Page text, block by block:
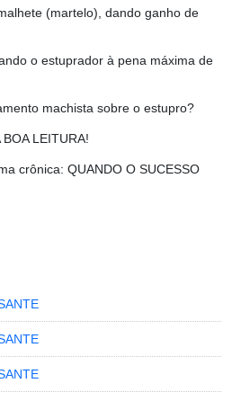
(martelo), dando ganho de
o estuprador à pena máxima de
machista sobre o estupro?
BOA LEITURA!
crônica: QUANDO O SUCESSO